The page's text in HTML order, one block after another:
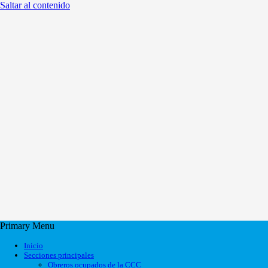
Saltar al contenido
Primary Menu
Inicio
Secciones principales
Obreros ocupados de la CCC